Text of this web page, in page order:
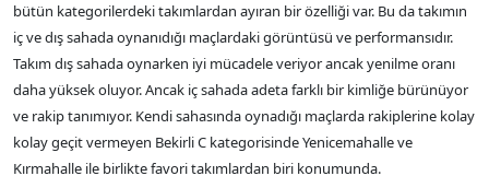
bütün kategorilerdeki takımlardan ayıran bir özelliği var. Bu da takımın
iç ve dış sahada oynanıdığı maçlardaki görüntüsü ve performansıdır.
Takım dış sahada oynarken iyi mücadele veriyor ancak yenilme oranı
daha yüksek oluyor. Ancak iç sahada adeta farklı bir kimliğe bürünüyor
ve rakip tanımıyor. Kendi sahasında oynadığı maçlarda rakiplerine kolay
kolay geçit vermeyen Bekirli C kategorisinde Yenicemahalle ve
Kırmahalle ile birlikte favori takımlardan biri konumunda.